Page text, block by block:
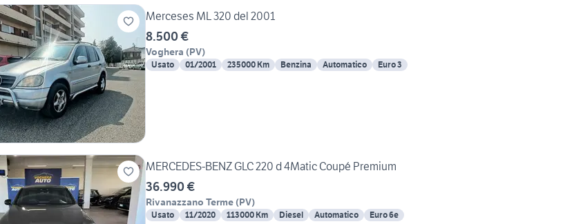
Merceses ML 320 del 2001
8.500 €
Voghera (PV)
Usato 01/2001 235000 Km Benzina Automatico Euro 3
MERCEDES-BENZ GLC 220 d 4Matic Coupé Premium
36.990 €
Rivanazzano Terme (PV)
Usato 11/2020 113000 Km Diesel Automatico Euro 6e